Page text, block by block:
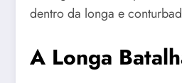
dentro da longa e
A Longa